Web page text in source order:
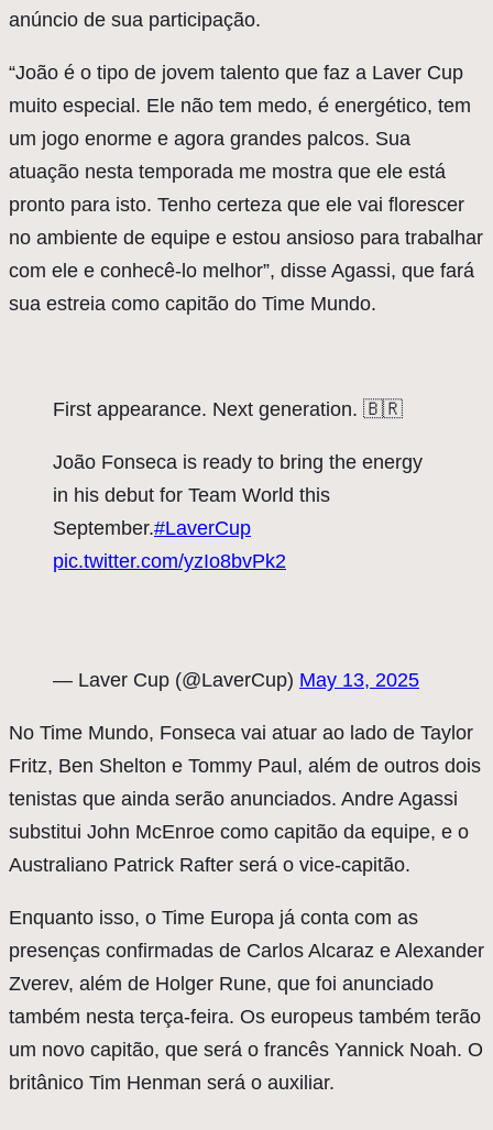
anúncio de sua participação.
“João é o tipo de jovem talento que faz a Laver Cup
muito especial. Ele não tem medo, é energético, tem
um jogo enorme e agora grandes palcos. Sua
atuação nesta temporada me mostra que ele está
pronto para isto. Tenho certeza que ele vai florescer
no ambiente de equipe e estou ansioso para trabalhar
com ele e conhecê-lo melhor”, disse Agassi, que fará
sua estreia como capitão do Time Mundo.
First appearance. Next generation. 🇧🇷
João Fonseca is ready to bring the energy
in his debut for Team World this
September.#LaverCup
pic.twitter.com/yzIo8bvPk2
— Laver Cup (@LaverCup) May 13, 2025
No Time Mundo, Fonseca vai atuar ao lado de Taylor
Fritz, Ben Shelton e Tommy Paul, além de outros dois
tenistas que ainda serão anunciados. Andre Agassi
substitui John McEnroe como capitão da equipe, e o
Australiano Patrick Rafter será o vice-capitão.
Enquanto isso, o Time Europa já conta com as
presenças confirmadas de Carlos Alcaraz e Alexander
Zverev, além de Holger Rune, que foi anunciado
também nesta terça-feira. Os europeus também terão
um novo capitão, que será o francês Yannick Noah. O
britânico Tim Henman será o auxiliar.